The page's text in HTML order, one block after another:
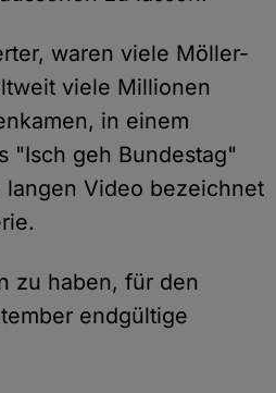
waren viele Möller-
viele Millionen
in einem
"Isch geh Bundestag"
Video bezeichnet
zu haben, für den
endgültige